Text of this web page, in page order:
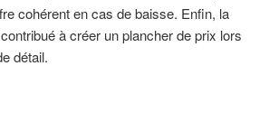
cohérent en cas de baisse. Enfin, la
à créer un plancher de prix lors
détail.